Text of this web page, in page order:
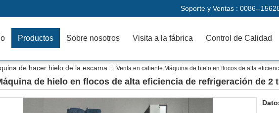
Soporte y Ventas : 0086--
Productos Sobre nosotros Visita a la fábrica Control de Calidad
de hacer hielo de la escama Venta en caliente Máquina de hielo en flocos de alta
de hielo en flocos de alta eficiencia de refrigeración de 2